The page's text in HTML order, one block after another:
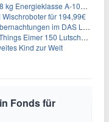
A-10% 1400 U/Min für 289,97€
für 194,99€
Sports Resort inkl. HP + Wellness ab 174€ p.P.
150 Lutscher für 21,95€
Kind zur Welt
Fonds für